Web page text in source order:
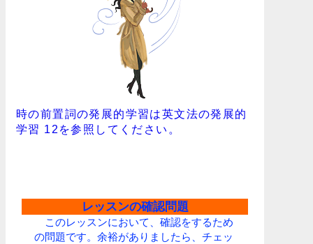
時の前置詞の発展的学習は英文法の発展的
学習 12を参照してください。
レッスンの確認問題
このレッスンにおいて、確認をするため
の問題です。余裕がありましたら、チェッ